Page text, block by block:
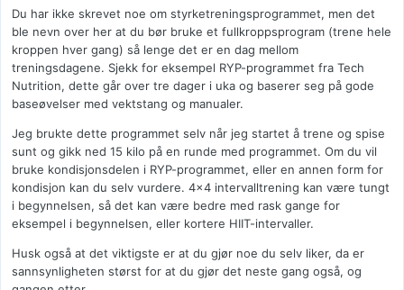
Du har ikke skrevet noe om styrketreningsprogrammet, men det
ble nevn over her at du bør bruke et fullkroppsprogram (trene hele
kroppen hver gang) så lenge det er en dag mellom
treningsdagene. Sjekk for eksempel RYP-programmet fra Tech
Nutrition, dette går over tre dager i uka og baserer seg på gode
baseøvelser med vektstang og manualer.
Jeg brukte dette programmet selv når jeg startet å trene og spise
sunt og gikk ned 15 kilo på en runde med programmet. Om du vil
bruke kondisjonsdelen i RYP-programmet, eller en annen form for
kondisjon kan du selv vurdere. 4x4 intervalltrening kan være tungt
i begynnelsen, så det kan være bedre med rask gange for
eksempel i begynnelsen, eller kortere HIIT-intervaller.
Husk også at det viktigste er at du gjør noe du selv liker, da er
sannsynligheten størst for at du gjør det neste gang også, og